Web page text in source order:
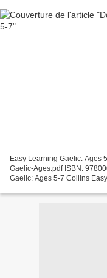
Easy Learning Gaelic: Ages
Gaelic-Ages.pdf ISBN:
Gaelic: Ages 5-7 Collins